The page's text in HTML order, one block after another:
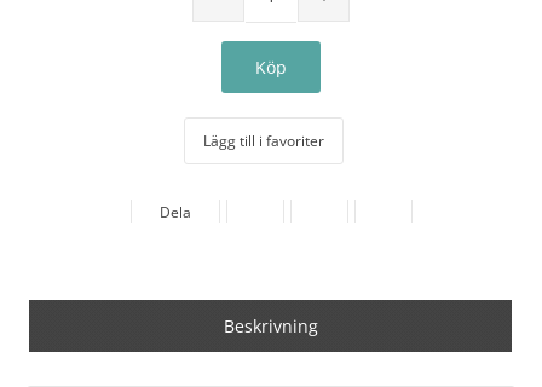
Lägg till i favoriter
Dela
Beskrivning